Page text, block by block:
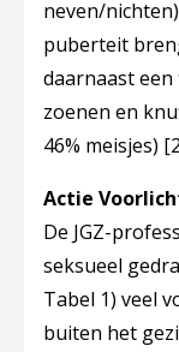
neven/nichten)
puberteit
daarnaast
zoenen en
46% meisjes)
Actie
De JGZ-
seksueel
Tabel 1) veel
buiten het